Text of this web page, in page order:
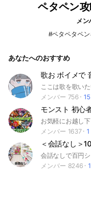
ペタペン攻
メ
#ペタペタペ
あなたへのおすすめ
歌お ボイメで
メンバー 756
モンスト 初心
メンバー 1637
＜会話なし＞
メンバー 8246